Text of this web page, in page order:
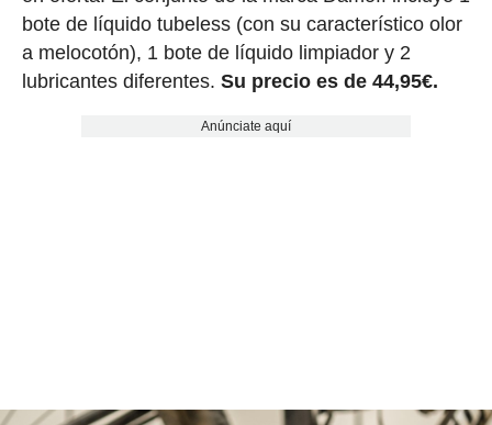
bote de líquido tubeless (con su característico olor
a melocotón), 1 bote de líquido limpiador y 2
lubricantes diferentes. Su precio es de 44,95€.
Anúnciate aquí